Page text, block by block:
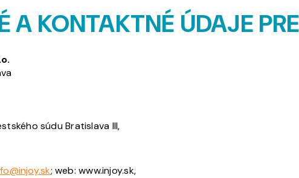
A KONTAKTNÉ ÚDAJE
súdu Bratislava III,
; web: www.injoy.sk,